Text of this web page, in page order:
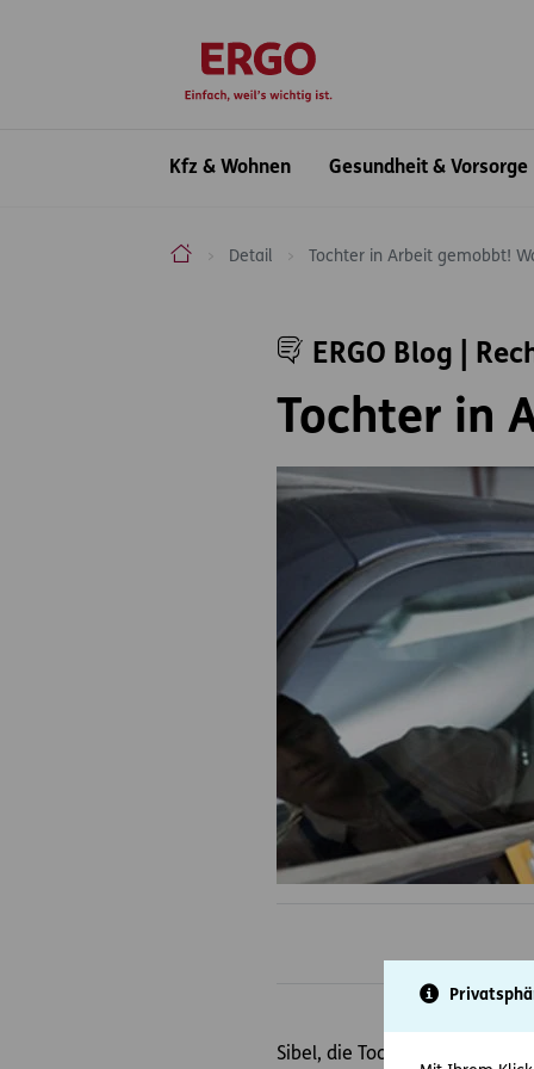
Kfz & Wohnen
Gesundheit & Vorsorge
ERGO Versicherung Aktiengesellschaft
Detail Tochter in Arbeit gemobbt!
Tochter in
ERGO Blog |
Sibel, die Tochter von Herrn